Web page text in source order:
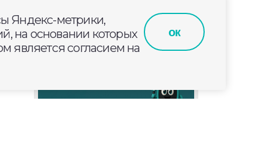
Яндекс-метрики,
на основании которых
является согласием на
ок